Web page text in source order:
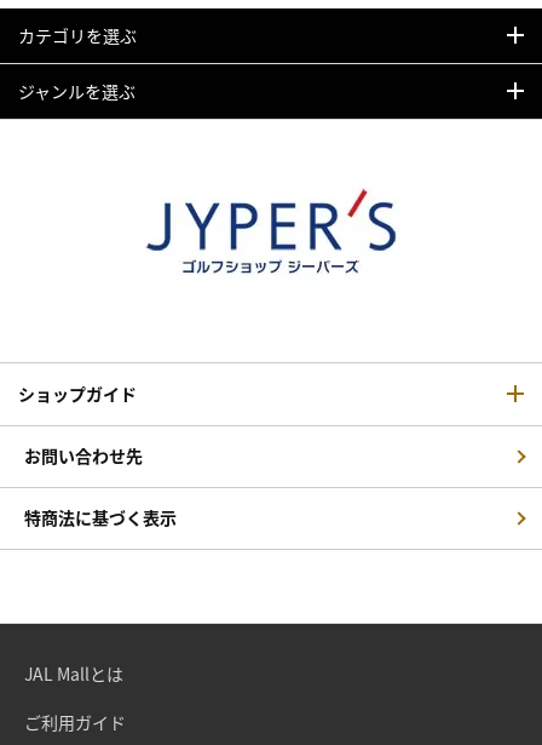
カテゴリを選ぶ
ジャンルを選ぶ
ショップガイド
お問い合わせ先
特商法に基づく表示
JAL Mallとは
ご利用ガイド